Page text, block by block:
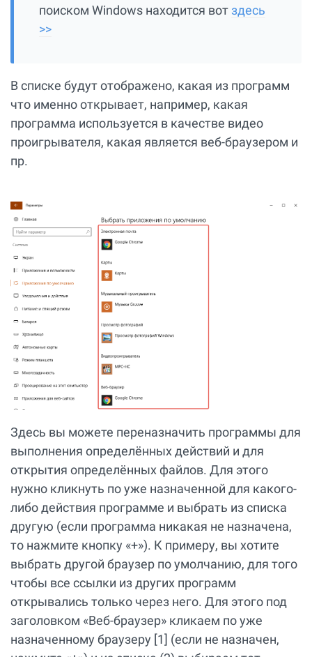
поиском Windows находится вотздесь
>>
В списке будут отображено, какая из программ
что именно открывает, например, какая
программа используется в качестве видео
проигрывателя, какая является веб-браузером и
пр.
Здесь вы можете переназначить программы для
выполнения определённых действий и для
открытия определённых файлов. Для этого
нужно кликнуть по уже назначенной для какого-
либо действия программе и выбрать из списка
другую (если программа никакая не назначена,
то нажмите кнопку «+»). К примеру, вы хотите
выбрать другой браузер по умолчанию, для того
чтобы все ссылки из других программ
открывались только через него. Для этого под
заголовком «Веб-браузер» кликаем по уже
назначенному браузеру [1] (если не назначен,